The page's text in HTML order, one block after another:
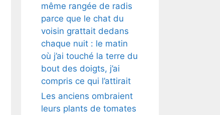
même rangée de radis
parce que le chat du
voisin grattait dedans
chaque nuit : le matin
où j’ai touché la terre du
bout des doigts, j’ai
compris ce qui l’attirait
Les anciens ombraient
leurs plants de tomates